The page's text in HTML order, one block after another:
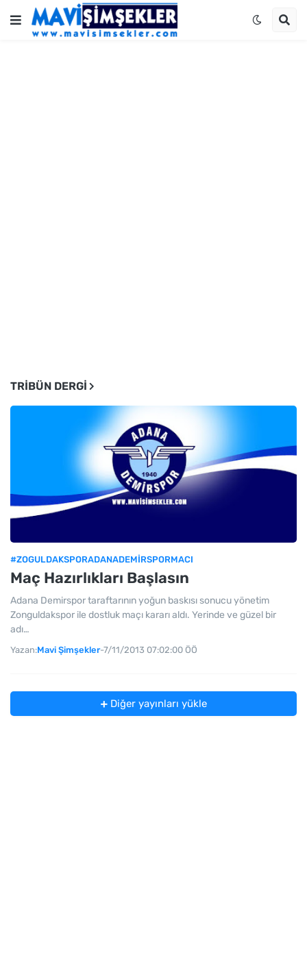
TRIBÜN DERGI
#ZOGULDAKSPORADANADEMIRSPORMACI
Maç Hazırlıkları Başlasın
Adana Demirspor taraftarının yoğun baskısı sonucu yönetim
Zonguldakspor ile dostluk maçı kararı aldı. Yerinde ve güzel bir
adı…
Yazan:Mavi Şimşekler-7/11/2013 07:02:00 ÖÖ
Diğer yayınları yükle